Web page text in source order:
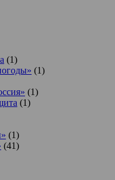
(1)
(1)
(1)
(1)
(1)
(41)